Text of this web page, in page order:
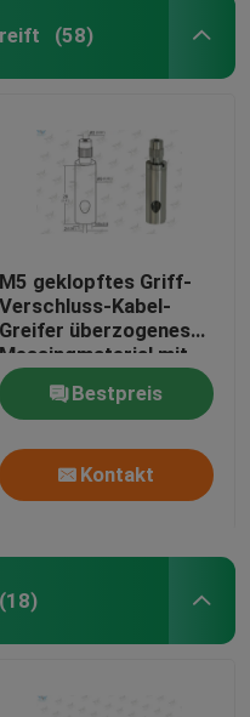
(58)
M5 geklopftes Griff-
Verschluss-Kabel-
Greifer überzogenes
Messingmaterial mit
Sicherheits-Kappe
Bestpreis
Kontakt
(18)